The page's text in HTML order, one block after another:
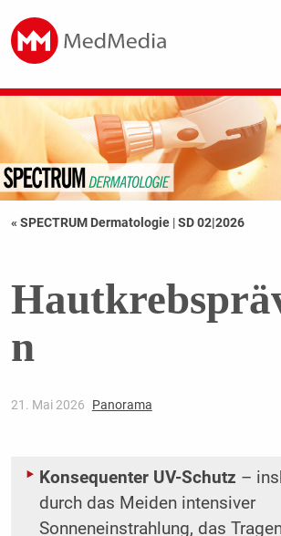
« SPECTRUM Dermatologie |SD 02|2026
n
21. Mai 2026 Panorama
Konsequenter UV-Schutz –
durch das Meiden intensiver
Sonneneinstrahlung, das